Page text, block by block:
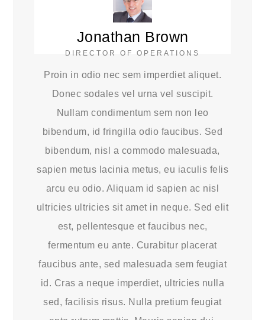
Jonathan Brown
DIRECTOR OF OPERATIONS
Proin in odio nec sem imperdiet aliquet.
Donec sodales vel urna vel suscipit.
Nullam condimentum sem non leo
bibendum, id fringilla odio faucibus. Sed
bibendum, nisl a commodo malesuada,
sapien metus lacinia metus, eu iaculis felis
arcu eu odio. Aliquam id sapien ac nisl
ultricies ultricies sit amet in neque. Sed elit
est, pellentesque et faucibus nec,
fermentum eu ante. Curabitur placerat
faucibus ante, sed malesuada sem feugiat
id. Cras a neque imperdiet, ultricies nulla
sed, facilisis risus. Nulla pretium feugiat